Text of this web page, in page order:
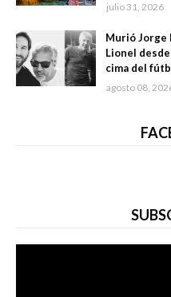
julio 31, 2026
Murió Jorge
Lionel
cima del
agosto 08,